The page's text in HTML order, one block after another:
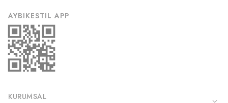
AYBIKESTIL APP
KURUMSAL